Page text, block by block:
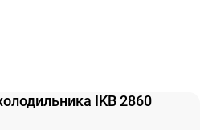
IKB 2860